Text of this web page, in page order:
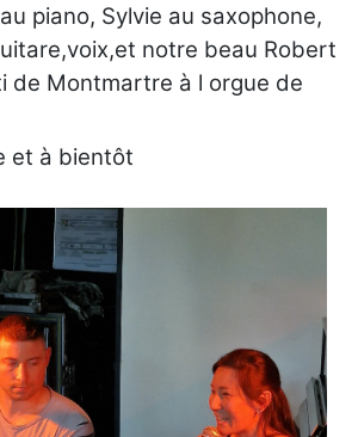
piano, Sylvie au saxophone,
notre beau Robert
de Montmartre à l orgue de
et à bientôt